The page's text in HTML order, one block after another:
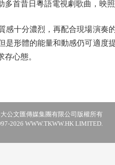
首昔日粵語電視劇歌曲，映照
十分濃烈，再配合現場演奏
是形體的能量和動感仍可適度
心態。
公文匯傳媒集團有限公司版權所有
2026 WWW.TKWW.HK LIMITED.